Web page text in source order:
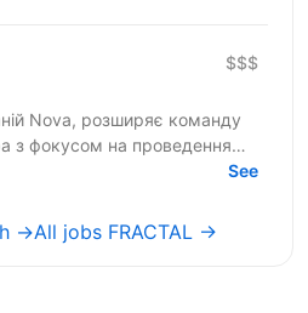
$$$
Nova, розширяє команду
з фокусом на проведення
від тебе залучення в See
→All jobs FRACTAL →